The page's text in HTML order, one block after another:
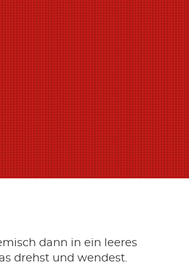
dann in ein leeres
drehst und wendest.